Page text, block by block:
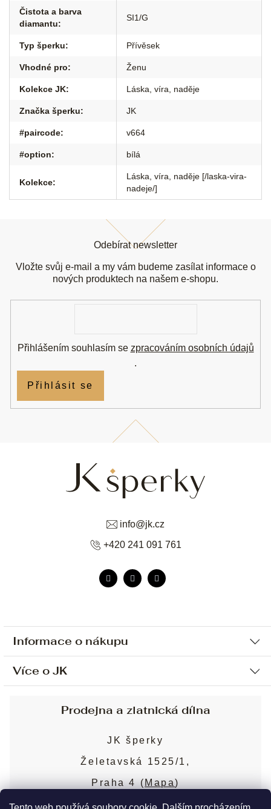
Čistota a barva
diamantu:
SI1/G
Typ šperku: Přívěsek
Vhodné pro: Ženu
Kolekce JK: Láska, víra, naděje
Značka šperku: JK
#paircode: v664
#option: bílá
Kolekce:
Láska, víra, naděje [/laska-vira-
nadeje/]
Informace o nákupu
Ochrana osobních údajů
Sjednání osobní schůzky
Obchodní podmínky
Puncovní značky
Více o JK
Blog
info@jk.cz
+420 241 091 761
Odebírat newsletter
Vložte svůj e-mail a my vám budeme zasílat informace o
nových produktech na našem e-shopu.
Přihlášením souhlasím se zpracováním osobních údajů
.
Přihlásit se
Prodejna a zlatnická dílna
JK šperky
Želetavská 1525/1,
Praha 4 ( Mapa)
Více o prodejně